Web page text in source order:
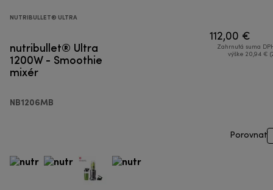
NUTRIBULLET® ULTRA
nutribullet® Ultra
1200W - Smoothie
mixér
NB1206MB
112,00 €
Zahrnutá suma
výške 20,94 €
Porovnať